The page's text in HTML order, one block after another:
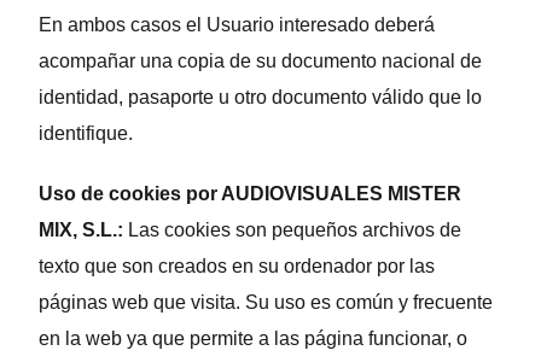
En ambos casos el Usuario interesado deberá
acompañar una copia de su documento nacional de
identidad, pasaporte u otro documento válido que lo
identifique.
Uso de cookies por AUDIOVISUALES MISTER
MIX, S.L.: Las cookies son pequeños archivos de
texto que son creados en su ordenador por las
páginas web que visita. Su uso es común y frecuente
en la web ya que permite a las página funcionar, o